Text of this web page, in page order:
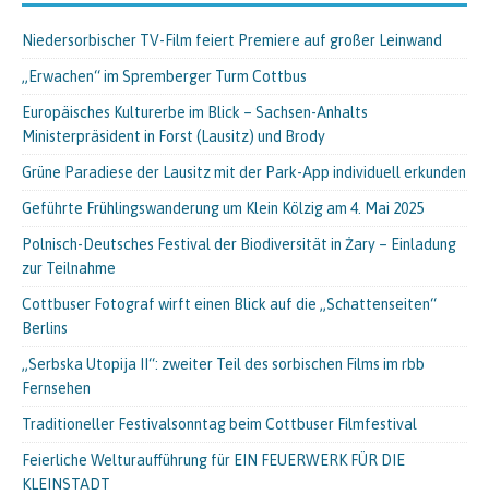
Niedersorbischer TV-Film feiert Premiere auf großer Leinwand
„Erwachen“ im Spremberger Turm Cottbus
Europäisches Kulturerbe im Blick – Sachsen-Anhalts
Ministerpräsident in Forst (Lausitz) und Brody
Grüne Paradiese der Lausitz mit der Park-App individuell erkunden
Geführte Frühlingswanderung um Klein Kölzig am 4. Mai 2025
Polnisch-Deutsches Festival der Biodiversität in Żary – Einladung
zur Teilnahme
Cottbuser Fotograf wirft einen Blick auf die „Schattenseiten“
Berlins
„Serbska Utopija II“: zweiter Teil des sorbischen Films im rbb
Fernsehen
Traditioneller Festivalsonntag beim Cottbuser Filmfestival
Feierliche Welturaufführung für EIN FEUERWERK FÜR DIE
KLEINSTADT